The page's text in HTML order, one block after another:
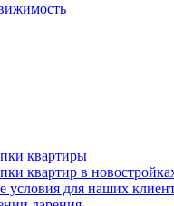
квартиры
квартир в
условия для наших